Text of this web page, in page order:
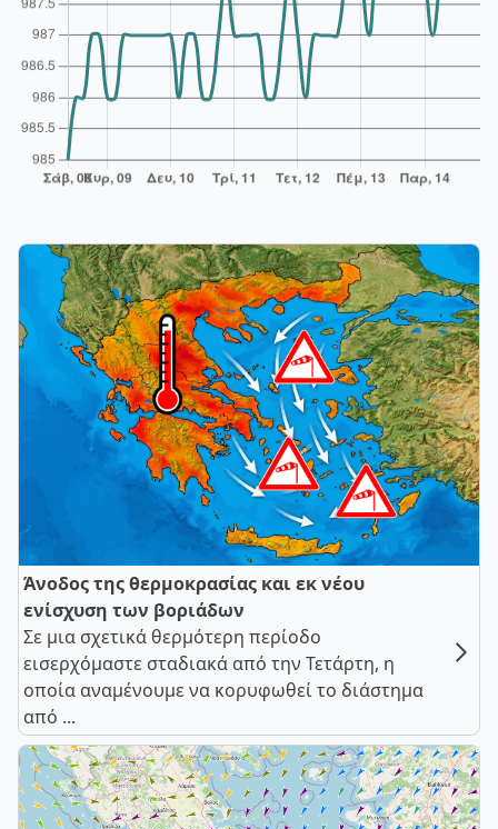
Άνοδος της θερμοκρασίας και εκ νέου
ενίσχυση των βοριάδων
Σε μια σχετικά θερμότερη περίοδο
εισερχόμαστε σταδιακά από την Τετάρτη, η
οποία αναμένουμε να κορυφωθεί το διάστημα
από ...